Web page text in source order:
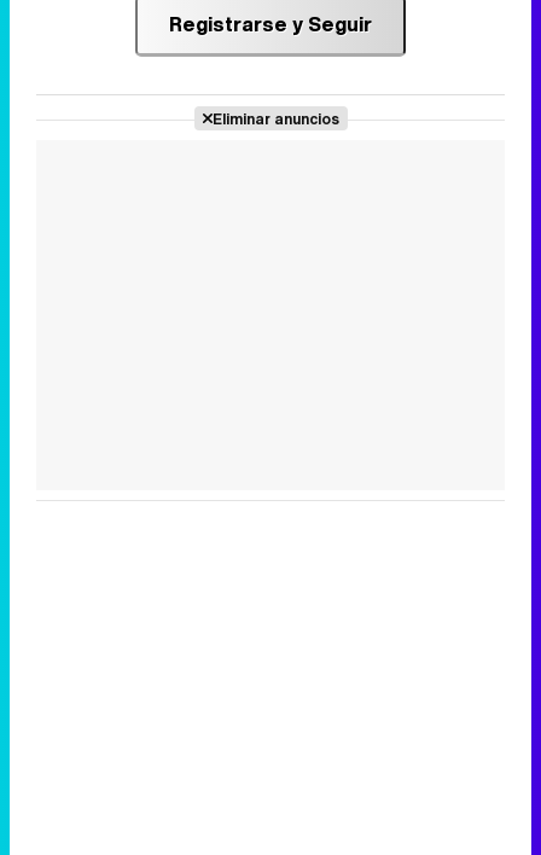
Registrarse y Seguir
Eliminar anuncios